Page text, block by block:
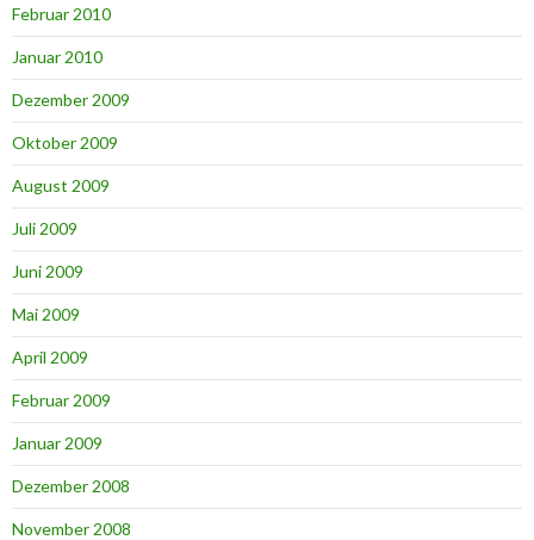
Februar 2010
Januar 2010
Dezember 2009
Oktober 2009
August 2009
Juli 2009
Juni 2009
Mai 2009
April 2009
Februar 2009
Januar 2009
Dezember 2008
November 2008